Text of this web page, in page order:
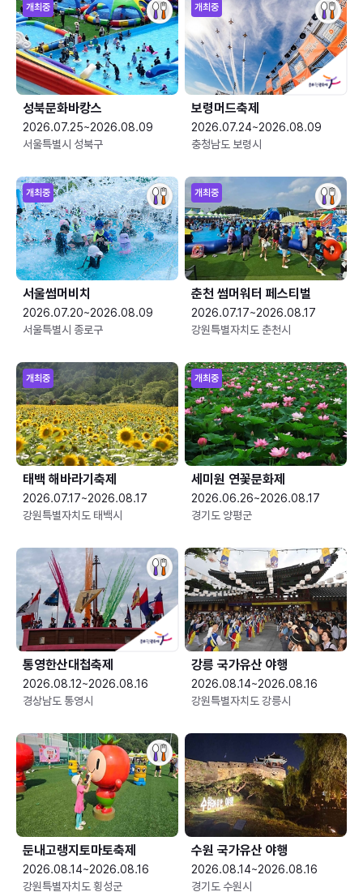
개최중
성북문화바캉스
2026.07.25~2026.08.09
서울특별시 성북구
개최중
보령머드축제
2026.07.24~2026.08.09
충청남도 보령시
개최중
서울썸머비치
2026.07.20~2026.08.09
서울특별시 종로구
개최중
춘천 썸머워터 페스티벌
2026.07.17~2026.08.17
강원특별자치도 춘천시
개최중
태백 해바라기축제
2026.07.17~2026.08.17
강원특별자치도 태백시
개최중
세미원 연꽃문화제
2026.06.26~2026.08.17
경기도 양평군
통영한산대첩축제
2026.08.12~2026.08.16
경상남도 통영시
강릉 국가유산 야행
2026.08.14~2026.08.16
강원특별자치도 강릉시
둔내고랭지토마토축제
2026.08.14~2026.08.16
강원특별자치도 횡성군
수원 국가유산 야행
2026.08.14~2026.08.16
경기도 수원시